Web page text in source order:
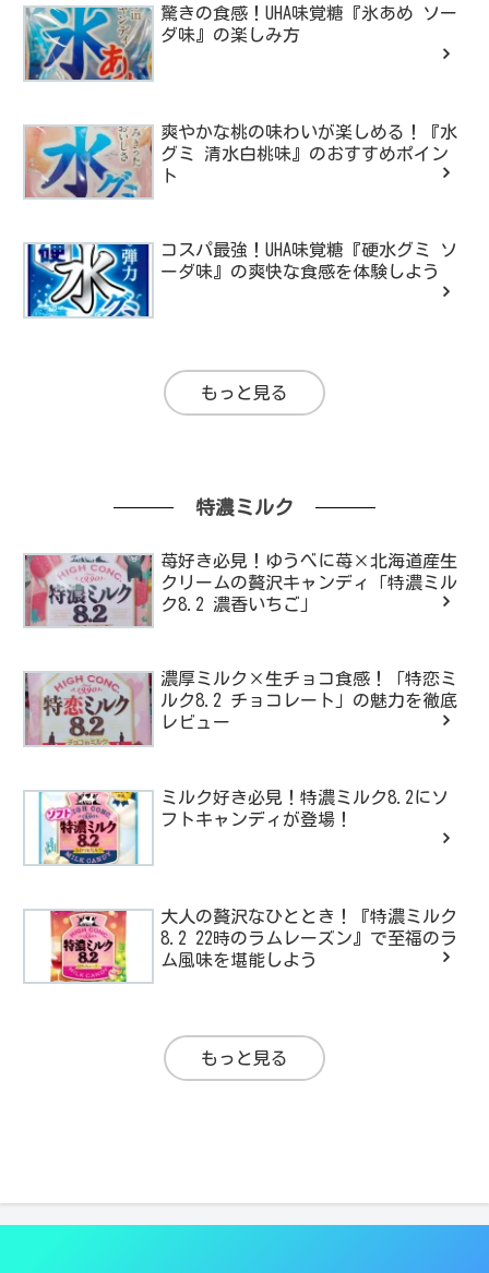
驚きの食感！UHA味覚糖『氷あめ ソー
ダ味』の楽しみ方
爽やかな桃の味わいが楽しめる！『水
グミ 清水白桃味』のおすすめポイン
ト
コスパ最強！UHA味覚糖『硬水グミ ソ
ーダ味』の爽快な食感を体験しよう
もっと見る
特濃ミルク
苺好き必見！ゆうべに苺×北海道産生
クリームの贅沢キャンディ「特濃ミル
ク8.2 濃香いちご」
濃厚ミルク×生チョコ食感！「特恋ミ
ルク8.2 チョコレート」の魅力を徹底
レビュー
ミルク好き必見！特濃ミルク8.2にソ
フトキャンディが登場！
大人の贅沢なひととき！『特濃ミルク
8.2 22時のラムレーズン』で至福のラ
ム風味を堪能しよう
もっと見る